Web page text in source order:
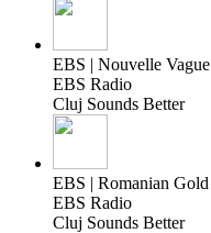
EBS | Nouvelle Vague
EBS Radio
Cluj Sounds Better
EBS | Romanian Gold
EBS Radio
Cluj Sounds Better